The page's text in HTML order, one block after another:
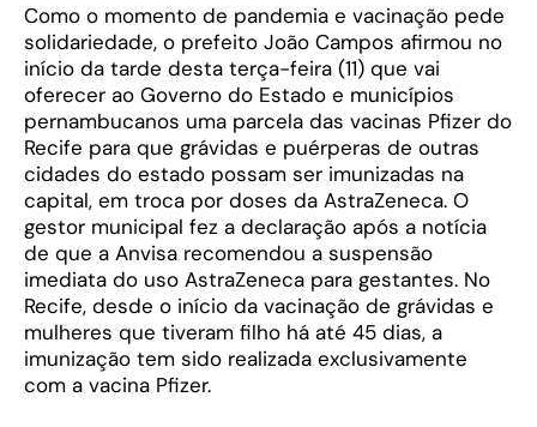
Como o momento de pandemia e vacinação pede
solidariedade, o prefeito João Campos afirmou no
início da tarde desta terça-feira (11) que vai
oferecer ao Governo do Estado e municípios
pernambucanos uma parcela das vacinas Pfizer do
Recife para que grávidas e puérperas de outras
cidades do estado possam ser imunizadas na
capital, em troca por doses da AstraZeneca. O
gestor municipal fez a declaração após a notícia
de que a Anvisa recomendou a suspensão
imediata do uso AstraZeneca para gestantes. No
Recife, desde o início da vacinação de grávidas e
mulheres que tiveram filho há até 45 dias, a
imunização tem sido realizada exclusivamente
com a vacina Pfizer.